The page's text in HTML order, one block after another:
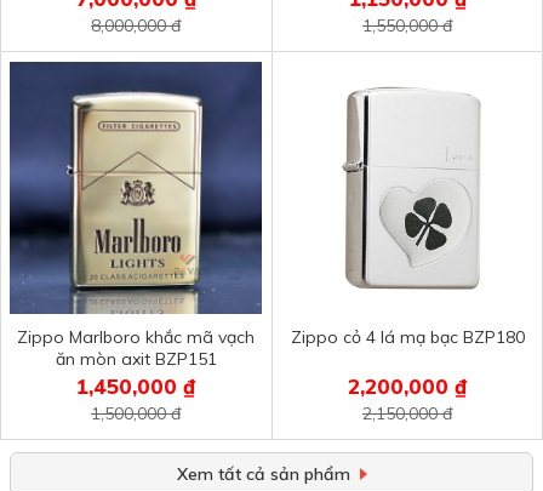
8,000,000 đ 1,550,000 đ
Zippo Marlboro khắc mã vạch
ăn mòn axit BZP151
1,450,000 ₫
1,500,000 đ
Zippo cỏ 4 lá mạ bạc BZP180
2,200,000 ₫
2,150,000 đ
Xem tất cả sản phẩm